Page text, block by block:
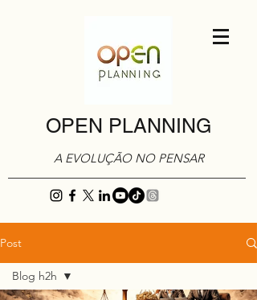
OPEN PLANNING
A EVOLUÇÃO NO PENSAR
Post
Blog h2h